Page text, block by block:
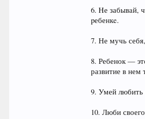
6. Hе забывaй,
pебенкe.
7. Не мучь
8. Ребенок —
развитие в нем
9. Умей любить
10. Люби